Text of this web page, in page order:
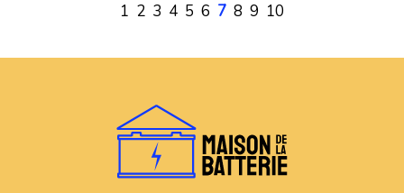
1 2 3 4 5 6 7 8 9 10